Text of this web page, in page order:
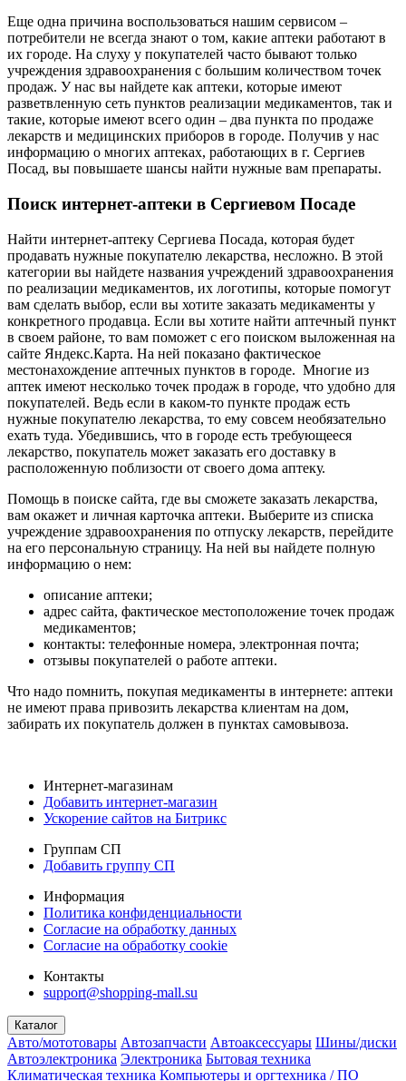
Еще одна причина воспользоваться нашим сервисом –
потребители не всегда знают о том, какие аптеки работают в
их городе. На слуху у покупателей часто бывают только
учреждения здравоохранения с большим количеством точек
продаж. У нас вы найдете как аптеки, которые имеют
разветвленную сеть пунктов реализации медикаментов, так и
такие, которые имеют всего один – два пункта по продаже
лекарств и медицинских приборов в городе. Получив у нас
информацию о многих аптеках, работающих в г. Сергиев
Посад, вы повышаете шансы найти нужные вам препараты.
Поиск интернет-аптеки в Сергиевом Посаде
Найти интернет-аптеку Сергиева Посада, которая будет
продавать нужные покупателю лекарства, несложно. В этой
категории вы найдете названия учреждений здравоохранения
по реализации медикаментов, их логотипы, которые помогут
вам сделать выбор, если вы хотите заказать медикаменты у
конкретного продавца. Если вы хотите найти аптечный пункт
в своем районе, то вам поможет с его поиском выложенная на
сайте Яндекс.Карта. На ней показано фактическое
местонахождение аптечных пунктов в городе. Многие из
аптек имеют несколько точек продаж в городе, что удобно для
покупателей. Ведь если в каком-то пункте продаж есть
нужные покупателю лекарства, то ему совсем необязательно
ехать туда. Убедившись, что в городе есть требующееся
лекарство, покупатель может заказать его доставку в
расположенную поблизости от своего дома аптеку.
Помощь в поиске сайта, где вы сможете заказать лекарства,
вам окажет и личная карточка аптеки. Выберите из списка
учреждение здравоохранения по отпуску лекарств, перейдите
на его персональную страницу. На ней вы найдете полную
информацию о нем:
описание аптеки;
адрес сайта, фактическое местоположение точек продаж
медикаментов;
контакты: телефонные номера, электронная почта;
отзывы покупателей о работе аптеки.
Что надо помнить, покупая медикаменты в интернете: аптеки
не имеют права привозить лекарства клиентам на дом,
забирать их покупатель должен в пунктах самовывоза.
Интернет-магазинам
Добавить интернет-магазин
Ускорение сайтов на Битрикс
Группам СП
Добавить группу СП
Информация
Политика конфиденциальности
Согласие на обработку данных
Согласие на обработку cookie
Контакты
support@shopping-mall.su
Каталог
Авто/мототовары Автозапчасти Автоаксессуары Шины/диски
Автоэлектроника Электроника Бытовая техника
Климатическая техника Компьютеры и оргтехника / ПО